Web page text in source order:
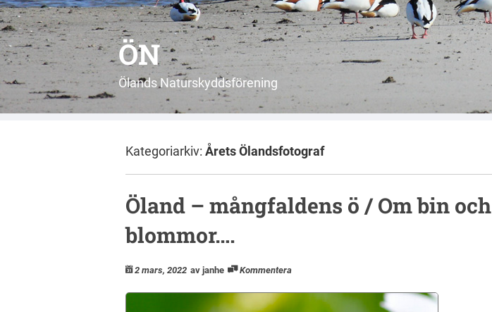
ÖN
Ölands Naturskyddsförening
Kategoriarkiv: Årets Ölandsfotograf
Öland – mångfaldens ö / Om bin och
blommor….
2 mars, 2022 av janhe Kommentera